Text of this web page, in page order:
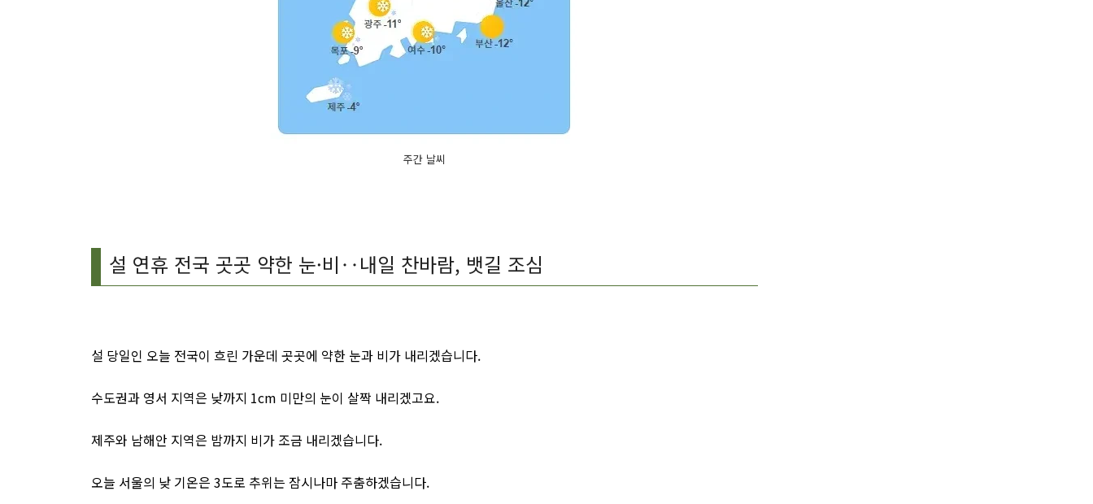
주간 날씨
설 연휴 전국 곳곳 약한 눈·비‥내일 찬바람, 뱃길 조심
설 당일인 오늘 전국이 흐린 가운데 곳곳에 약한 눈과 비가 내리겠습니다.
수도권과 영서 지역은 낮까지 1cm 미만의 눈이 살짝 내리겠고요.
제주와 남해안 지역은 밤까지 비가 조금 내리겠습니다.
오늘 서울의 낮 기온은 3도로 추위는 잠시나마 주춤하겠습니다.